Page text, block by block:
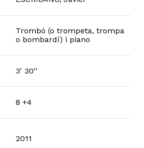
Trombó (o trompeta, trompa
o bombardí) i piano
3' 30''
8 +4
2011